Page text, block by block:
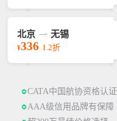
北京 无锡
¥336 1.2折
CATA中国航协资格认证
AAA级信用品牌有保障